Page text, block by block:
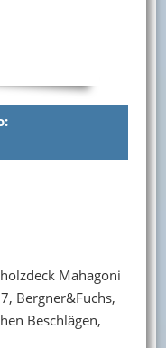
Mahagoni
Bergner&Fuchs,
Beschlägen,